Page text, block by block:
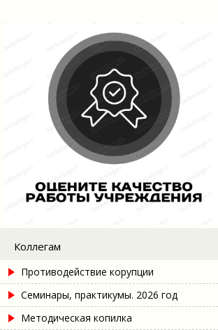
Коллегам
Противодействие корупции
Семинары, практикумы. 2026 год
Методическая копилка